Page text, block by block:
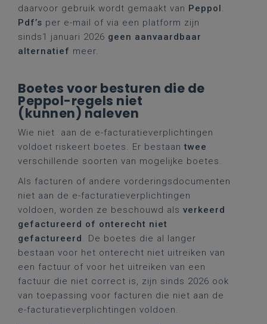
daarvoor gebruik wordt gemaakt van Peppol.
Pdf’s per e-mail of via een platform zijn
sinds1 januari 2026 geen aanvaardbaar
alternatief meer.
Boetes voor besturen die de
Peppol-regels niet
(kunnen) naleven
Wie niet aan de e-facturatieverplichtingen
voldoet riskeert boetes. Er bestaantwee
verschillende soorten van mogelijke boetes.
Als facturen of andere vorderingsdocumenten
niet aan de e-facturatieverplichtingen
voldoen, worden ze beschouwd als verkeerd
gefactureerd of onterecht niet
gefactureerd. De boetes die al langer
bestaan voor het onterecht niet uitreiken van
een factuur of voor het uitreiken van een
factuur die niet correct is, zijn sinds 2026 ook
van toepassing voor facturen die niet aan de
e-facturatieverplichtingen voldoen.